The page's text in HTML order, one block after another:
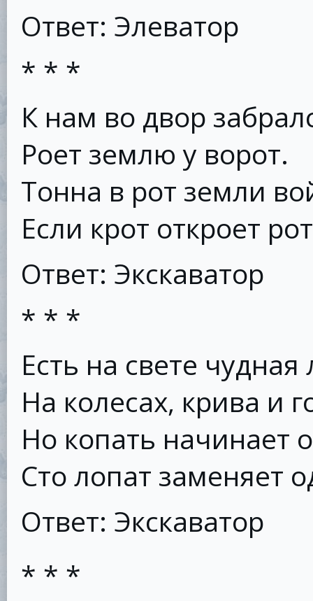
Ответ: Элеватор
* * *
К нам во двор
Роет землю у ворот.
Тонна в рот земли
Если крот откроет
Ответ: Экскаватор
* * *
Есть на свете чудная
На колесах, крива и
Но копать начинает
Сто лопат заменяет
Ответ: Экскаватор
* * *